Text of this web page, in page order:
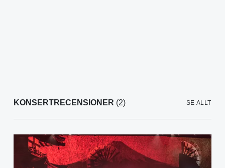
KONSERTRECENSIONER (2) SE ALLT